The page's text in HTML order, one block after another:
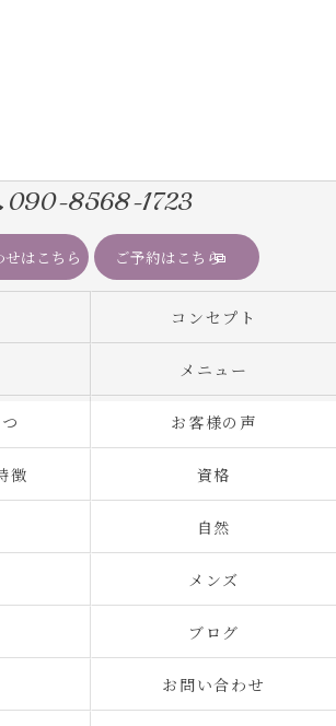
090-8568-1723
はこちら ご予約はこちら
コンセプト
メニュー
お客様の声
徴 資格
自然
メンズ
ブログ
お問い合わせ